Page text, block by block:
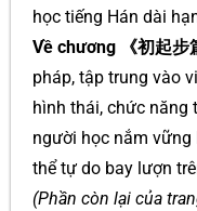
học tiếng Hán dài
Về chương 《初起步
pháp, tập trung vào
hình thái, chức năng
người học nắm vững
thể tự do bay lượn
(Phần còn lại của